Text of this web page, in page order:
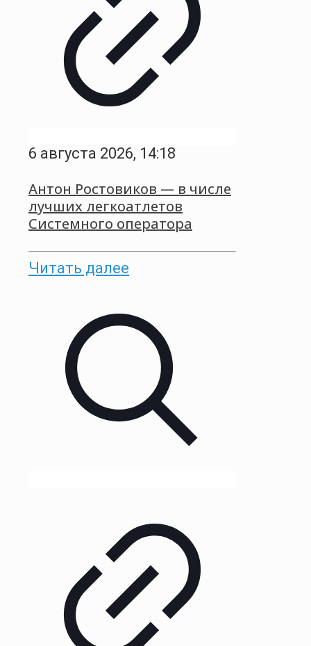
6 августа 2026, 14:18
Антон Ростовиков — в числе
лучших легкоатлетов
Системного оператора
Читать далее